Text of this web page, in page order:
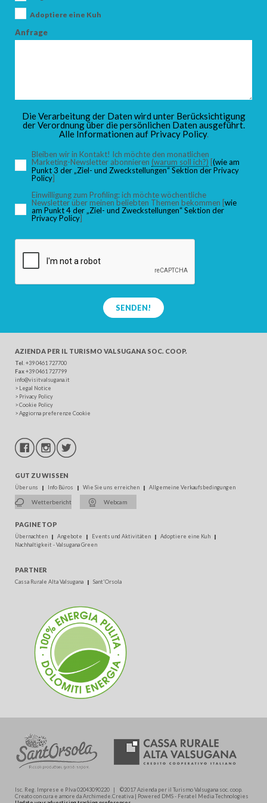
Adoptiere eine Kuh
Anfrage
Die Verarbeitung der Daten wird unter Berücksichtigung
der Verordnung über die persönlichen Daten ausgeführt.
Alle Informationen auf Privacy Policy.
Bleiben wir in Kontakt! Ich möchte den monatlichen
Marketing-Newsletter abonnieren (warum soll ich?) [(wie am
Punkt 3 der „Ziel- und Zweckstellungen“ Sektion der Privacy
Policy]
Einwilligung zum Profiling: ich möchte wöchentliche
Newsletter über meinen beliebten Themen bekommen [wie
am Punkt 4 der „Ziel- und Zweckstellungen“ Sektion der
Privacy Policy]
SENDEN!
AZIENDA PER IL TURISMO VALSUGANA SOC. COOP.
Tel . +39 0461 727700
Fax+39 0461 727799
info@visitvalsugana.it
> Legal Notice
> Privacy Policy
>Cookie Policy
>Aggiorna preferenze Cookie
GUT ZU WISSEN
Über uns Info Büros Wie Sie uns erreichen Allgemeine Verkaufsbedingungen
Wetterbericht Webcam
PAGINE TOP
Übernachten Angebote Events und Aktivitäten
Adoptiere eine Kuh
Nachhaltigkeit - Valsugana Green
PARTNER
Cassa Rurale Alta Valsugana Sant'Orsola
Isc. Reg. Imprese e P.Iva 02043090220 | ©2017 Azienda per il Turismo Valsugana soc. coop.
Creato con cura e amore da Archimede.Creativa | Powered DMS - Feratel Media Technologies